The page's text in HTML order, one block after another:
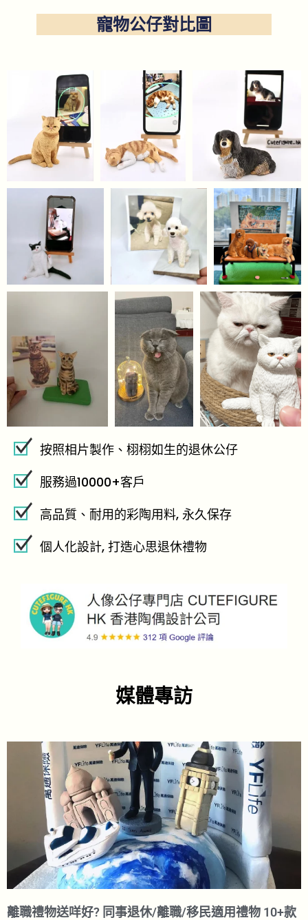
寵物公仔對比圖
按照相片製作、栩栩如生的退休公仔
服務過10000+客戶
高品質、耐用的彩陶用料, 永久保存
個人化設計, 打造心思退休禮物
媒體專訪
離職禮物送咩好? 同事退休/離職/移民適用禮物 10+款